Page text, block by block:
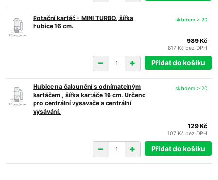
Rotační kartáč - MINI TURBO, šířka
hubice 16 cm.
989 Kč
817 Kč bez DPH
skladem > 20
Přidat do košíku
Hubice na čalounění s odnímatelným
kartáčem , šířka kartáče 16 cm. Určeno
pro centrální vysavače a centrální
vysávání.
129 Kč
107 Kč bez DPH
skladem > 20
Přidat do košíku